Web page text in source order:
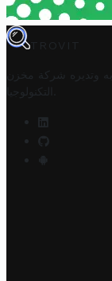
TROVIT
وتديره
شركة مخزن
التكنولوجيا